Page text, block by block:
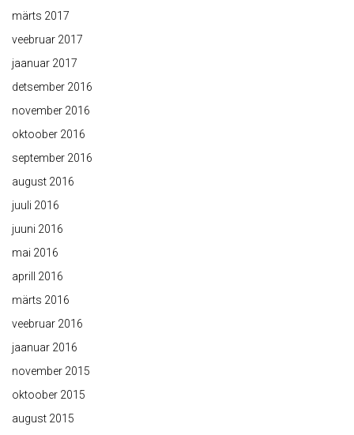
märts 2017
veebruar 2017
jaanuar 2017
detsember 2016
november 2016
oktoober 2016
september 2016
august 2016
juuli 2016
juuni 2016
mai 2016
aprill 2016
märts 2016
veebruar 2016
jaanuar 2016
november 2015
oktoober 2015
august 2015